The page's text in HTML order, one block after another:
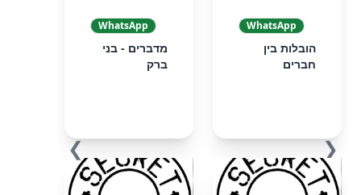
❮
WhatsApp
הובלות בין
חברים
WhatsApp
מדברים - בני
ברק
❯